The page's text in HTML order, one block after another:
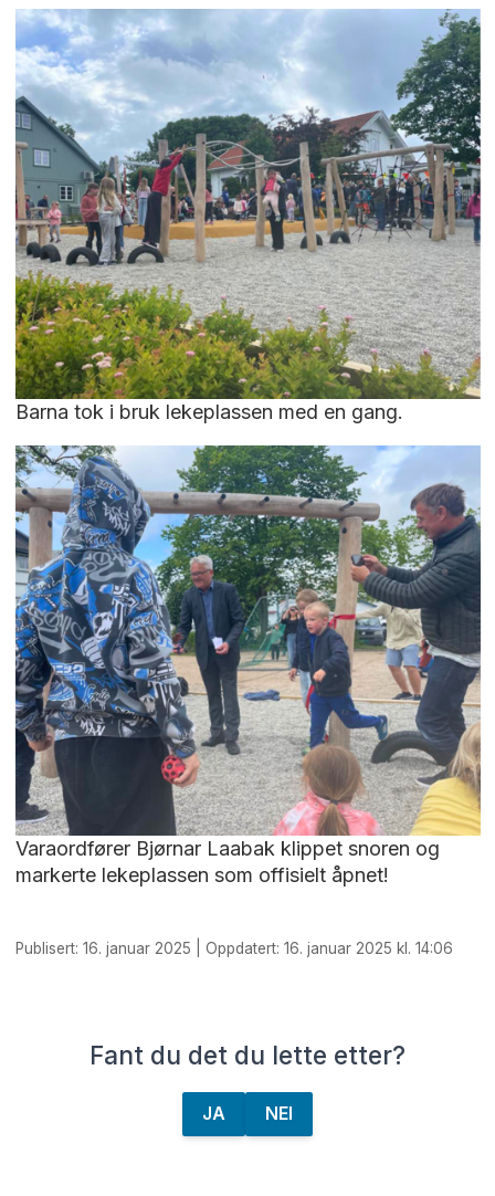
Barna tok i bruk lekeplassen med en gang.
Varaordfører Bjørnar Laabak klippet snoren og
markerte lekeplassen som offisielt åpnet!
Publisert: 16. januar 2025 | Oppdatert: 16. januar 2025 kl. 14:06
Fant du det du lette etter?
JA NEI